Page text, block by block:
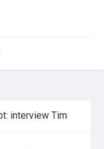
interview Tim